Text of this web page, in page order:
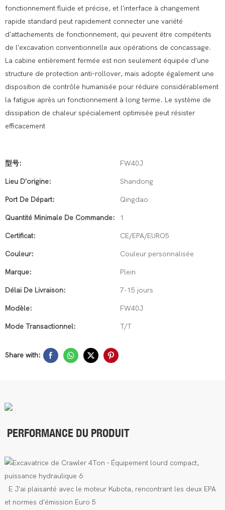
fonctionnement fluide et précise, et l'interface à changement
rapide standard peut rapidement connecter une variété
d'attachements de fonctionnement, qui peuvent être compétents
de l'excavation conventionnelle aux opérations de concassage.
La cabine entièrement fermée est non seulement équipée d'une
structure de protection anti-rollover, mais adopte également une
disposition de contrôle humanisée pour réduire considérablement
la fatigue après un fonctionnement à long terme. Le système de
dissipation de chaleur spécialement optimisée peut résister
efficacement
型号: FW40J
Lieu D'origine: Shandong
Port De Départ: Qingdao
Quantité Minimale De Commande: 1
Certificat: CE/EPA/EURO5
Couleur: Couleur personnalisée
Marque: Plein
Délai De Livraison: 7-15 jours
Modèle: FW40J
Mode Transactionnel: T/T
Share with:
PERFORMANCE DU PRODUIT
EJ'ai plaisanté avec le moteur Kubota, rencontrant les deux EPA
et normes d'émission Euro 5